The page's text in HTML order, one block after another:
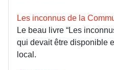
Les inconnus de la
Le beau livre “Les
qui devait être disponible
local.